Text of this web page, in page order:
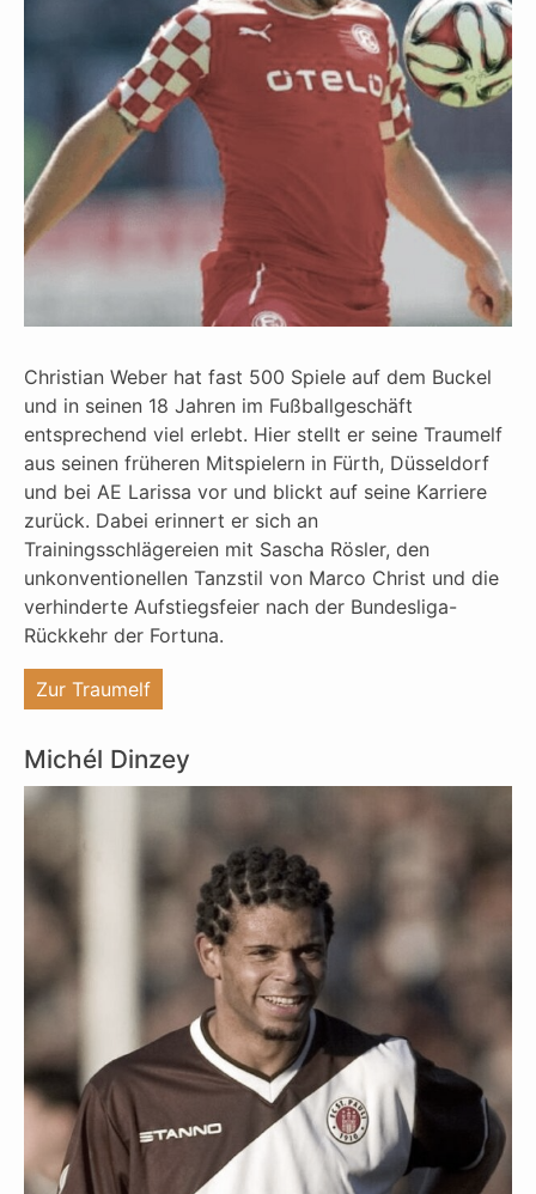
Christian Weber hat fast 500 Spiele auf dem Buckel
und in seinen 18 Jahren im Fußballgeschäft
entsprechend viel erlebt. Hier stellt er seine Traumelf
aus seinen früheren Mitspielern in Fürth, Düsseldorf
und bei AE Larissa vor und blickt auf seine Karriere
zurück. Dabei erinnert er sich an
Trainingsschlägereien mit Sascha Rösler, den
unkonventionellen Tanzstil von Marco Christ und die
verhinderte Aufstiegsfeier nach der Bundesliga-
Rückkehr der Fortuna.
Zur Traumelf"%s"
Michél Dinzey